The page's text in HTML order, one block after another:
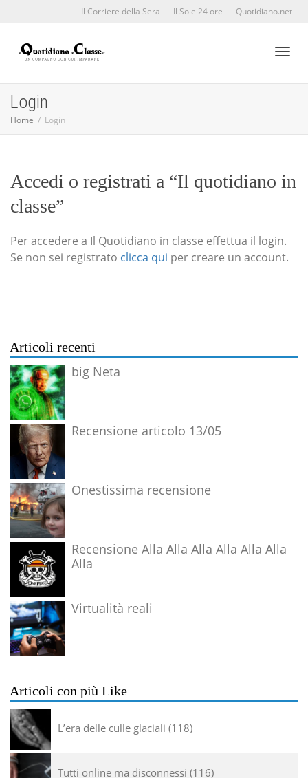
Il Corriere della Sera Il Sole 24 ore Quotidiano.net
Login
Home Login
Accedi o registrati a “Il quotidiano in
classe”
Per accedere a Il Quotidiano in classe effettua il login.
Se non sei registrato clicca qui per creare un account.
Articoli recenti
big Neta
Recensione articolo 13/05
Onestissima recensione
Recensione Alla Alla Alla Alla Alla Alla
Alla
Virtualità reali
Articoli con più Like
L’era delle culle glaciali 118
Tutti online ma disconnessi 116